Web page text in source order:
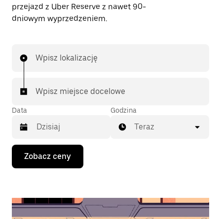
przejazd z Uber Reserve z nawet 90-
dniowym wyprzedzeniem.
Wpisz lokalizację
Wpisz miejsce docelowe
Data
Naciśnij
klawisz
strzałki
do
Godzina
Teraz
Zobacz ceny